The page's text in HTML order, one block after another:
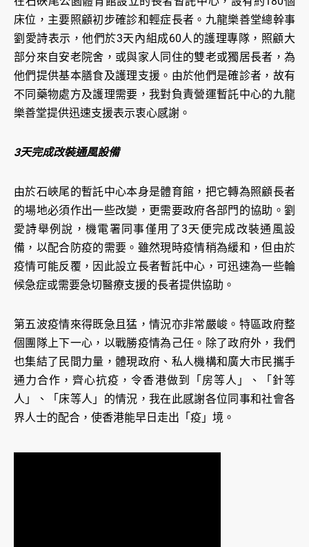
床位，主要照顧初步確診和輕症長者。九龍樂善堂總幹事
劉愛詩表示，他們於3天內組成60人的護理專隊，照顧大
部分來自安老院舍，或與家人同住的雙老或獨居長者，為
他們提供基本膳食及護理支援。由於他們是確診者，故有
不同藥物處方及護理需要，我對負責營運暫託中心的九龍
樂善堂提供迅速支援表示衷心感謝。
3天完成改裝通風設備
由於石峽尾的暫託中心本身是體育館，把它轉為照顧長者
的場地必須作出一些改變，更需要政府各部門的協助。劉
愛詩舉例說，機電署同事僅用了3天便完成改裝通風設
備，以配合防疫的需要。雖然現時疫情稍為緩和，但由於
疫情可能反覆，因此設立長者暫託中心，可迅速為一些輪
候急症或需要急切醫療支援的長者提供協助。
第五波疫情來得既急且猛，情況亦非常嚴峻。特區政府整
個團隊上下一心，以戰勝疫情為己任。除了政府外，我們
也集結了民間力量，體現政府、私人機構和廣大市民攜手
通力合作，齊心抗疫，令香港做到「房等人」、「針等
人」、「床等人」的情況，我在此感謝各位同事和社會各
界人士的配合，使香港能早日走出「疫」境。